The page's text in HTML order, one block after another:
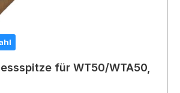
für WT50/WTA50,